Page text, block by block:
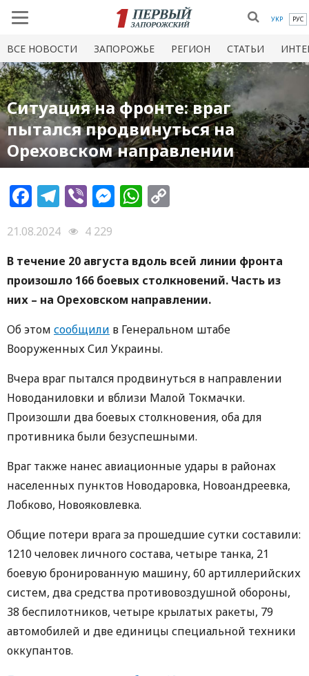
УКР РУС
ВСЕ НОВОСТИ ЗАПОРОЖЬЕ РЕГИОН СТАТЬИ
Ситуация на фронте: враг
пытался продвинуться на
Ореховском направлении
Facebook
Telegram
ViberMessenger
WhatsApp
21.08.2024
4 229
В течение 20 августа вдоль всей линии фронта
произошло 166 боевых столкновений. Часть из
них – на Ореховском направлении.
Об этом сообщили в Генеральном штабе
Вооруженных Сил Украины.
Вчера враг пытался продвинуться в направлении
Новоданиловки и вблизи Малой Токмачки.
Произошли два боевых столкновения, оба для
противника были безуспешными.
Враг также нанес авиационные удары в районах
населенных пунктов Новодаровка, Новоандреевка,
Лобково, Новояковлевка.
Общие потери врага за прошедшие сутки составили:
1210 человек личного состава, четыре танка, 21
боевую бронированную машину, 60 артиллерийских
систем, два средства противовоздушной обороны,
38 беспилотников, четыре крылатых ракеты, 79
автомобилей и две единицы специальной техники
оккупантов.